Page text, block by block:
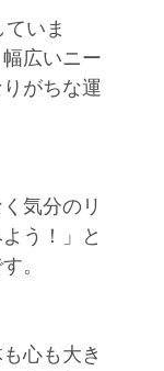
いま
広いニー
がちな運
気分のリ
う！」と
。
心も大き